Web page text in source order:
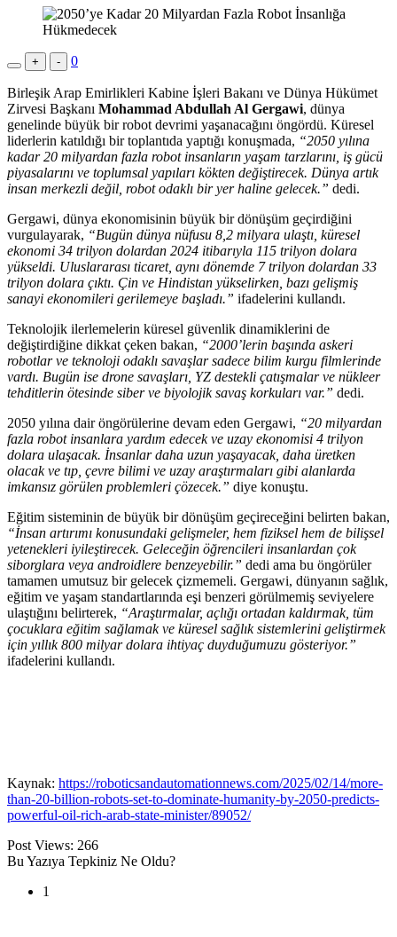
+ - 0
Birleşik Arap Emirlikleri Kabine İşleri Bakanı ve Dünya Hükümet
Zirvesi Başkanı Mohammad Abdullah Al Gergawi, dünya
genelinde büyük bir robot devrimi yaşanacağını öngördü. Küresel
liderlerin katıldığı bir toplantıda yaptığı konuşmada, “2050 yılına
kadar 20 milyardan fazla robot insanların yaşam tarzlarını, iş gücü
piyasalarını ve toplumsal yapıları kökten değiştirecek. Dünya artık
insan merkezli değil, robot odaklı bir yer haline gelecek.” dedi.
Gergawi, dünya ekonomisinin büyük bir dönüşüm geçirdiğini
vurgulayarak, “Bugün dünya nüfusu 8,2 milyara ulaştı, küresel
ekonomi 34 trilyon dolardan 2024 itibarıyla 115 trilyon dolara
yükseldi. Uluslararası ticaret, aynı dönemde 7 trilyon dolardan 33
trilyon dolara çıktı. Çin ve Hindistan yükselirken, bazı gelişmiş
sanayi ekonomileri gerilemeye başladı.” ifadelerini kullandı.
Teknolojik ilerlemelerin küresel güvenlik dinamiklerini de
değiştirdiğine dikkat çeken bakan, “2000’lerin başında askeri
robotlar ve teknoloji odaklı savaşlar sadece bilim kurgu filmlerinde
vardı. Bugün ise drone savaşları, YZ destekli çatışmalar ve nükleer
tehditlerin ötesinde siber ve biyolojik savaş korkuları var.” dedi.
2050 yılına dair öngörülerine devam eden Gergawi, “20 milyardan
fazla robot insanlara yardım edecek ve uzay ekonomisi 4 trilyon
dolara ulaşacak. İnsanlar daha uzun yaşayacak, daha üretken
olacak ve tıp, çevre bilimi ve uzay araştırmaları gibi alanlarda
imkansız görülen problemleri çözecek.” diye konuştu.
Eğitim sisteminin de büyük bir dönüşüm geçireceğini belirten bakan,
“İnsan artırımı konusundaki gelişmeler, hem fiziksel hem de bilişsel
yetenekleri iyileştirecek. Geleceğin öğrencileri insanlardan çok
siborglara veya androidlere benzeyebilir.” dedi ama bu öngörüler
tamamen umutsuz bir gelecek çizmemeli. Gergawi, dünyanın sağlık,
eğitim ve yaşam standartlarında eşi benzeri görülmemiş seviyelere
ulaştığını belirterek, “Araştırmalar, açlığı ortadan kaldırmak, tüm
çocuklara eğitim sağlamak ve küresel sağlık sistemlerini geliştirmek
için yıllık 800 milyar dolara ihtiyaç duyduğumuzu gösteriyor.”
ifadelerini kullandı.
Kaynak: https://roboticsandautomationnews.com/2025/02/14/more-
than-20-billion-robots-set-to-dominate-humanity-by-2050-predicts-
powerful-oil-rich-arab-state-minister/89052/
Post Views: 266
Bu Yazıya Tepkiniz Ne Oldu?
1